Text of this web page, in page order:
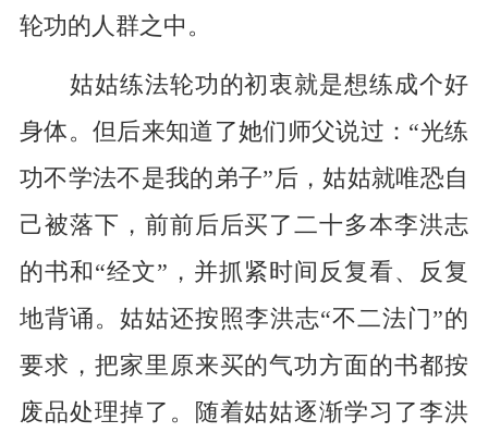
轮功的人群之中。
姑姑练法轮功的初衷就是想练成个好
身体。但后来知道了她们师父说过：“光练
功不学法不是我的弟子”后，姑姑就唯恐自
己被落下，前前后后买了二十多本李洪志
的书和“经文”，并抓紧时间反复看、反复
地背诵。姑姑还按照李洪志“不二法门”的
要求，把家里原来买的气功方面的书都按
废品处理掉了。随着姑姑逐渐学习了李洪